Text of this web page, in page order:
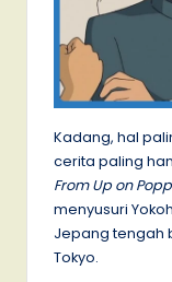
Kadang, hal
cerita paling
From Up on
menyusuri
Jepang tengah
Tokyo.